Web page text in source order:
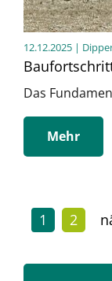
12.12.2025 |
Das
Mehr
1 2